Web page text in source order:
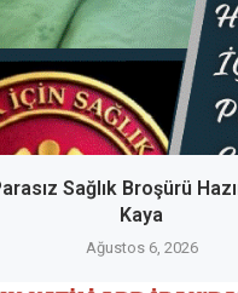
Sağlık Broşürü
Kaya
Ağustos 6, 2026